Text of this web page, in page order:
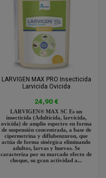
LARVIGEN MAX PRO Insecticida
Larvicida Ovicida
24,90 €
LARVIGEN® MAX SC Es un
insecticida (Adulticida, larvicida,
ovicida) de amplio espectro en forma
de suspensión concentrada, a base de
cipermetrina y diflubenzuron, que
actúa de forma sinérgica eliminando
adultos, larvas y huevos. Se
caracteriza por su marcado efecto de
choque, su gran actividad a...